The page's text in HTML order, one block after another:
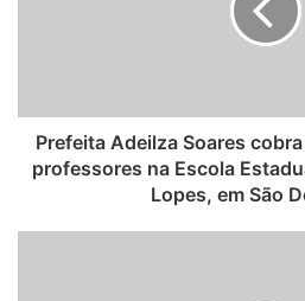
Prefeita Adeilza Soares
professores na Escola
Lopes, em São